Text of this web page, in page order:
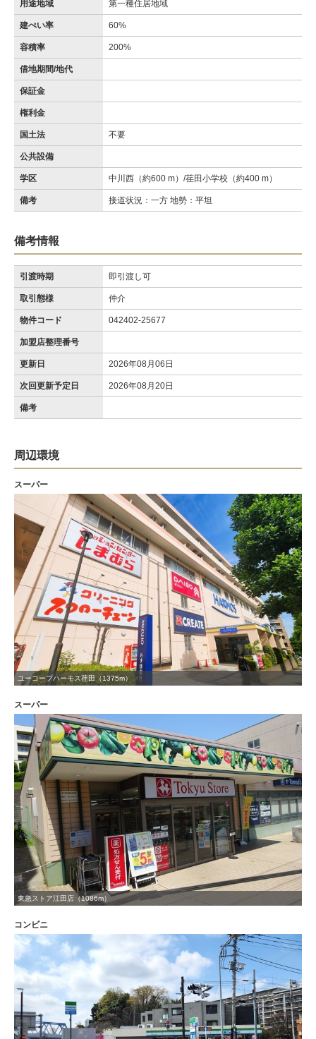
用途地域 第一種住居地域
建ぺい率 60%
容積率 200%
借地期間/地代
保証金
権利金
国土法 不要
公共設備
学区 中川西（約600 m）/荏田小学校（約400 m）
備考 接道状況：一方 地勢：平坦
備考情報
引渡時期 即引渡し可
取引態様 仲介
物件コード 042402-25677
加盟店整理番号
更新日 2026年08月06日
次回更新予定日 2026年08月20日
備考
周辺環境
スーパー
ユーコープハーモス荏田（1375m）
スーパー
東急ストア江田店（1086m）
コンビニ